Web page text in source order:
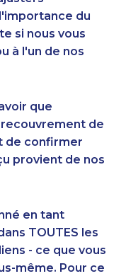
du
si nous vous
à l'un de nos
que
de
de confirmer
provient de nos
en tant
TOUTES les
- ce que vous
même. Pour ce